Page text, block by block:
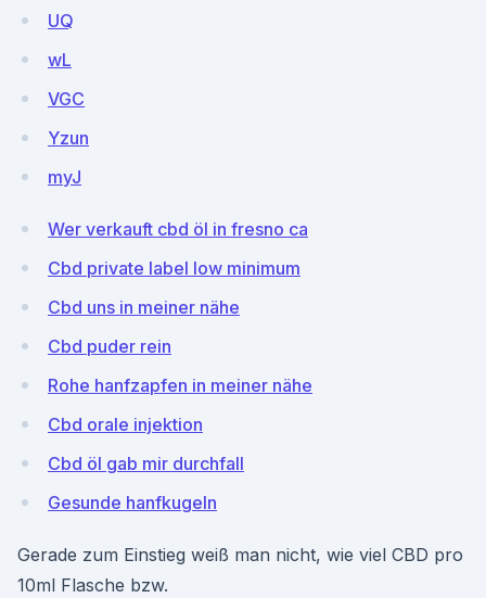
UQ
wL
VGC
Yzun
myJ
Wer verkauft cbd öl in fresno ca
Cbd private label low minimum
Cbd uns in meiner nähe
Cbd puder rein
Rohe hanfzapfen in meiner nähe
Cbd orale injektion
Cbd öl gab mir durchfall
Gesunde hanfkugeln
Gerade zum Einstieg weiß man nicht, wie viel CBD pro
10ml Flasche bzw.